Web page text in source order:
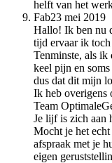
helft van het
Fab23 mei 2019
Hallo! Ik ben nu
tijd ervaar ik
Tenminste, als ik
keel pijn en
dus dat dit mijn
Ik heb overigens
Team
Je lijf is zich aan
Mocht je het
afspraak met je
eigen